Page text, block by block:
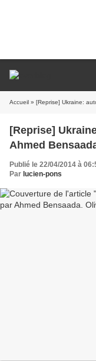
Accueil » [Reprise] Ukraine:
[Reprise]
Ahmed
Publié le 22/04/2014 à
Par lucien-pons